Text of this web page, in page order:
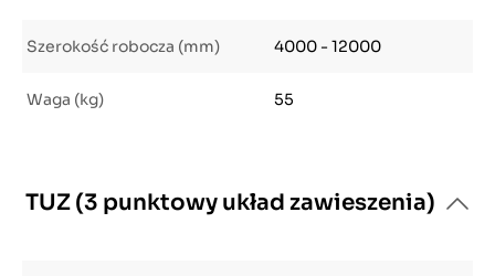
Szerokość robocza (mm) 4000 - 12000
Waga (kg) 55
TUZ (3 punktowy układ zawieszenia)